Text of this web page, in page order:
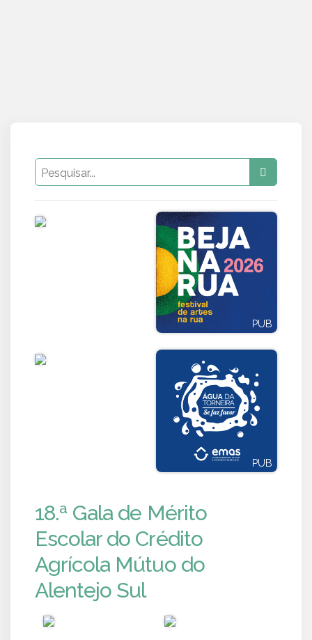
PUB
PUB
18.ª Gala de Mérito
Escolar do Crédito
Agrícola Mútuo do
Alentejo Sul